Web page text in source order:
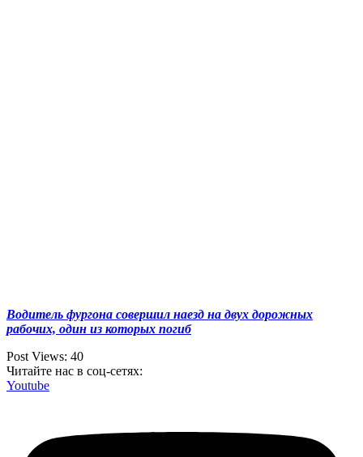
Водитель фургона совершил наезд на двух дорожных
рабочих, один из которых погиб
Post Views: 40
Читайте нас в соц-сетях:
Youtube